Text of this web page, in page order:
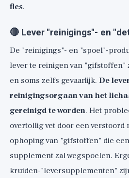
fles.
🔴 Lever "reinigings"- en
De "reinigings"- en "spoel"-
lever te reinigen van "gifstoffen"
en soms zelfs gevaarlijk. De
reinigingsorgaan van het
gereinigd te worden. Het
overtollig vet door een verstoord
ophoping van "gifstoffen" die
supplement zal wegspoelen.
kruiden-"leversupplementen"